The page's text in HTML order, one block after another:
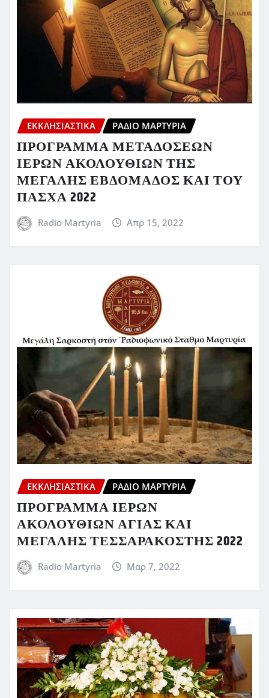
ΕΚΚΛΗΣΙΑΣΤΙΚΆ ΡΆΔΙΟ ΜΑΡΤΥΡΊΑ
ΠΡΟΓΡΑΜΜΑ ΜΕΤΑΔΟΣΕΩΝ
ΙΕΡΩΝ ΑΚΟΛΟΥΘΙΩΝ ΤΗΣ
ΜΕΓΑΛΗΣ ΕΒΔΟΜΑΔΟΣ ΚΑΙ ΤΟΥ
ΠΑΣΧΑ 2022
Radio Martyria Απρ 15, 2022
ΕΚΚΛΗΣΙΑΣΤΙΚΆ ΡΆΔΙΟ ΜΑΡΤΥΡΊΑ
ΠΡΟΓΡΑΜΜΑ ΙΕΡΩΝ
ΑΚΟΛΟΥΘΙΩΝ ΑΓΙΑΣ ΚΑΙ
ΜΕΓΑΛΗΣ ΤΕΣΣΑΡΑΚΟΣΤΗΣ 2022
Radio Martyria Μαρ 7, 2022